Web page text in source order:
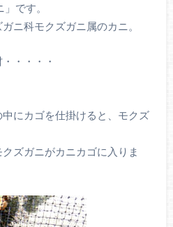
です。
ニ科モクズガニ属のカニ。
・・・・
にカゴを仕掛けると、モクズ
ズガニがカニカゴに入りま